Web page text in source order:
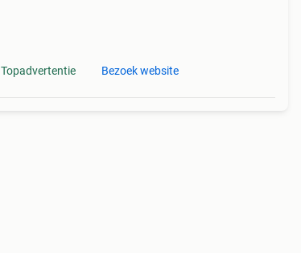
Topadvertentie Bezoek website